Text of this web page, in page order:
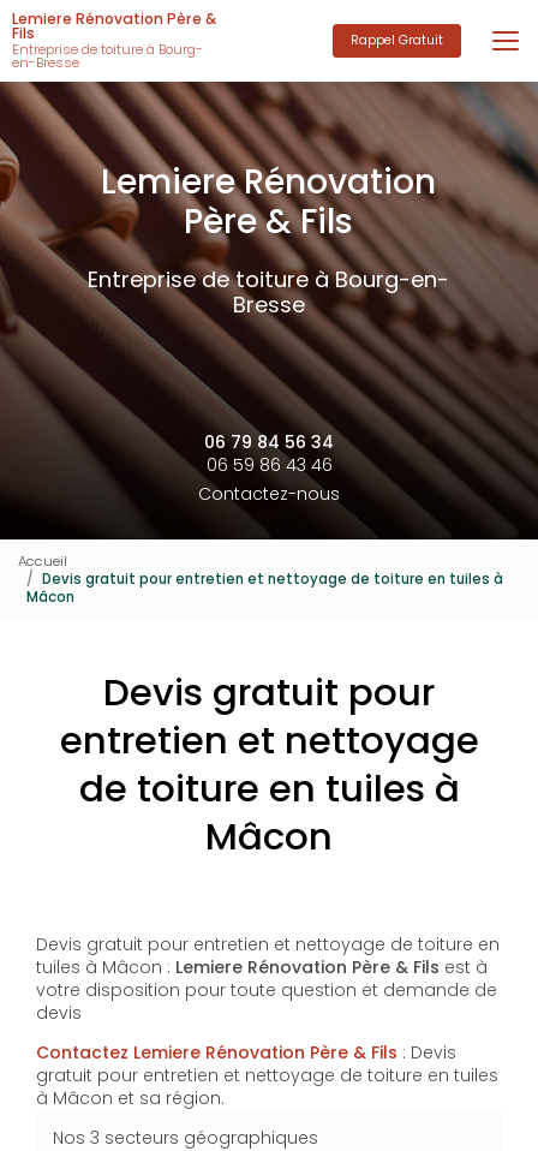
Aller
au
contenu
principal
Lemiere Rénovation Père &
Fils
Entreprise de toiture à Bourg-
en-Bresse
Rappel Gratuit
Lemiere Rénovation
Père & Fils
Entreprise de toiture à Bourg-en-
Bresse
06 79 84 56 34
06 59 86 43 46
Contactez-nous
Accueil
Devis gratuit pour entretien et nettoyage de toiture en tuiles à
Mâcon
Devis gratuit pour
entretien et nettoyage
de toiture en tuiles à
Mâcon
Devis gratuit pour entretien et nettoyage de toiture en
tuiles à Mâcon : Lemiere Rénovation Père & Fils est à
votre disposition pour toute question et demande de
devis
Contactez Lemiere Rénovation Père & Fils : Devis
gratuit pour entretien et nettoyage de toiture en tuiles
à Mâcon et sa région.
Nos 3 secteurs géographiques